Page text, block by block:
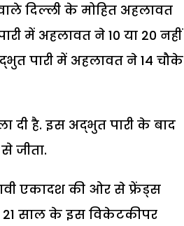
दिल्ली के मोहित अहलावत
में अहलावत ने 10 या 20 नहीं
पारी में अहलावत ने 14 चौके
दी है. इस अद्भुत पारी के बाद
जीता.
एकादश की ओर से फ्रेंड्स
21 साल के इस विकेटकीपर